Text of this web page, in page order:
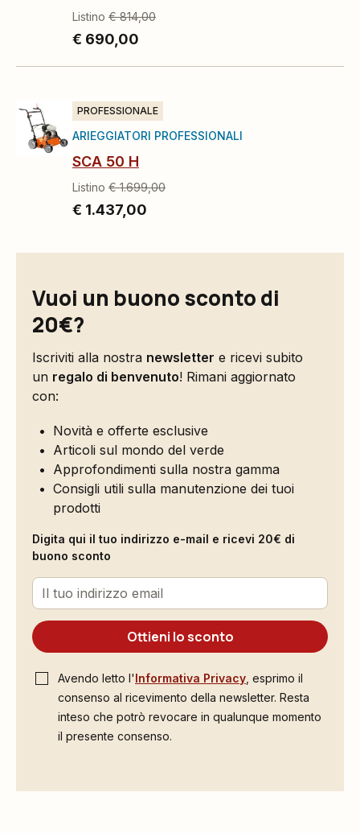
Listino € 814,00
€ 690,00
PROFESSIONALE
ARIEGGIATORI PROFESSIONALI
SCA 50 H
Listino € 1.699,00
€ 1.437,00
Vuoi un buono sconto di
20€?
Iscriviti alla nostra newsletter e ricevi subito
un regalo di benvenuto! Rimani aggiornato
con:
Novità e offerte esclusive
Articoli sul mondo del verde
Approfondimenti sulla nostra gamma
Consigli utili sulla manutenzione dei tuoi
prodotti
Digita qui il tuo indirizzo e-mail e ricevi 20€ di
buono sconto
Ottieni lo sconto
Avendo letto l'Informativa Privacy , esprimo il
consenso al ricevimento della newsletter. Resta
inteso che potrò revocare in qualunque momento
il presente consenso.